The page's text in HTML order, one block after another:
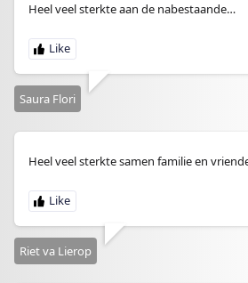
Heel veel sterkte aan de nabestaande…
Saura Flori
Heel veel sterkte samen familie en
Riet va Lierop